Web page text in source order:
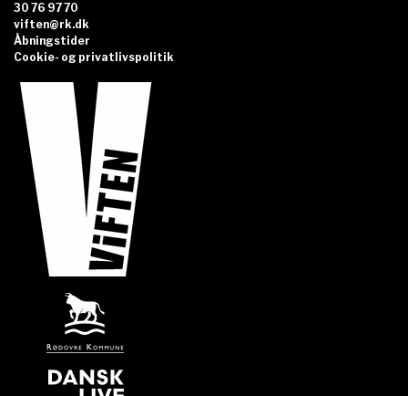
30 76 97 70
viften@rk.dk
Åbningstider
Cookie- og privatlivspolitik